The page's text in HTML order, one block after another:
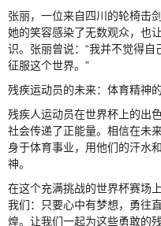
张丽，一位来自四川的轮椅击
她的笑容感染了无数观众，也
识。张丽曾说：“我并不觉得
征服这个世界。”
残疾运动员的未来：体育精神
残疾人运动员在世界杯上的出
社会传递了正能量。相信在未
身于体育事业，用他们的汗水
神。
在这个充满挑战的世界杯赛场
我们：只要心中有梦想，勇往
煌。让我们一起为这些勇敢的